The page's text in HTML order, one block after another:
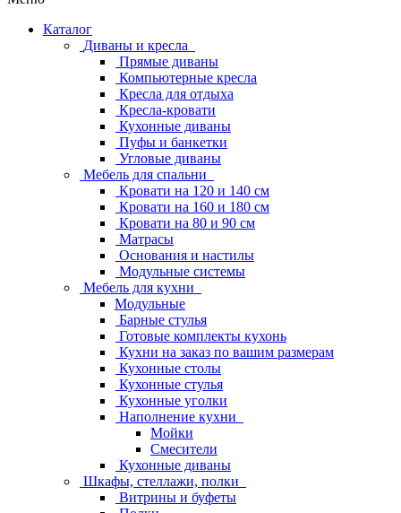
Каталог
Диваны и кресла
Прямые диваны
Компьютерные кресла
Кресла для отдыха
Кресла-кровати
Кухонные диваны
Пуфы и банкетки
Угловые диваны
Мебель для спальни
Кровати на 120 и 140 см
Кровати на 160 и 180 см
Кровати на 80 и 90 см
Матрасы
Основания и настилы
Модульные системы
Мебель для кухни
Модульные
Барные стулья
Готовые комплекты кухонь
Кухни на заказ по вашим размерам
Кухонные столы
Кухонные стулья
Кухонные уголки
Наполнение кухни
Мойки
Смесители
Кухонные диваны
Шкафы, стеллажи, полки
Витрины и буфеты